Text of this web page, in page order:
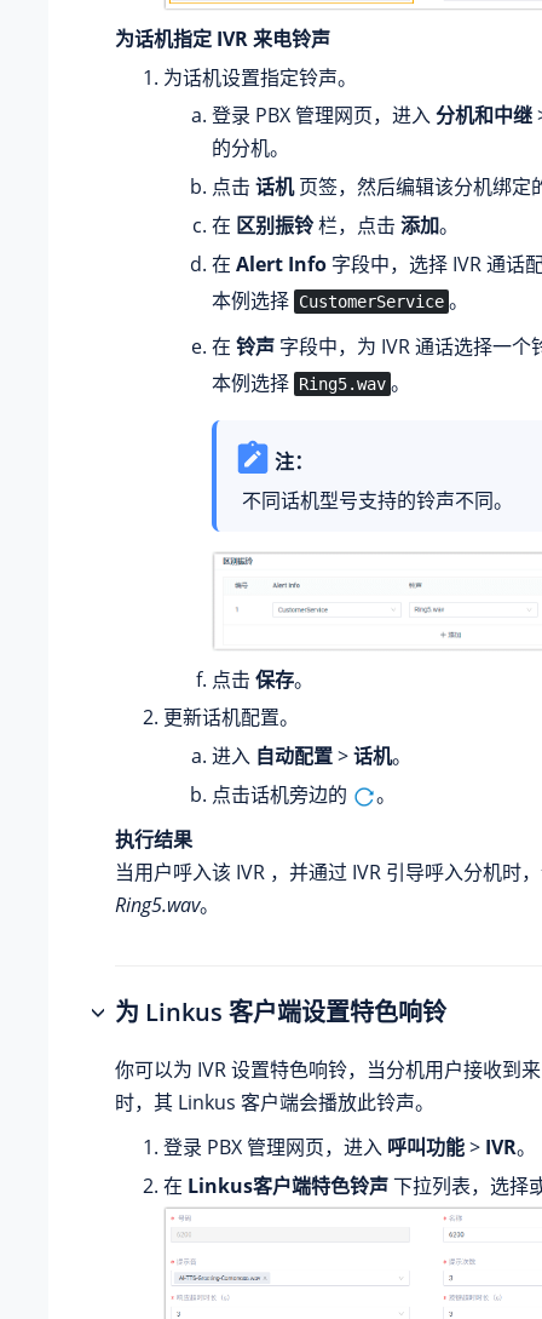
为话机指定 IVR 来电铃声
为话机设置指定铃声。
登录 PBX 管理网页，进入分机和中继
的分机。
点击 话机页签，然后编辑该分机绑定
在 区别振铃栏，点击 添加。
在 Alert Info 字段中，选择 IVR 通话
本例选择 CustomerService 。
在 铃声 字段中，为 IVR 通话选择一个
本例选择 Ring5.wav 。
注：
不同话机型号支持的铃声不同。
点击 保存。
更新话机配置。
进入 自动配置>话机。
点击话机旁边的
。
执行结果
当用户呼入该 IVR ，并通过 IVR 引导呼入分机时
Ring5.wav。
为 Linkus 客户端设置特色响铃
你可以为 IVR 设置特色响铃，当分机用户接收到
时，其 Linkus 客户端会播放此铃声。
登录 PBX 管理网页，进入 呼叫功能> IVR。
在 Linkus客户端特色铃声下拉列表，选择